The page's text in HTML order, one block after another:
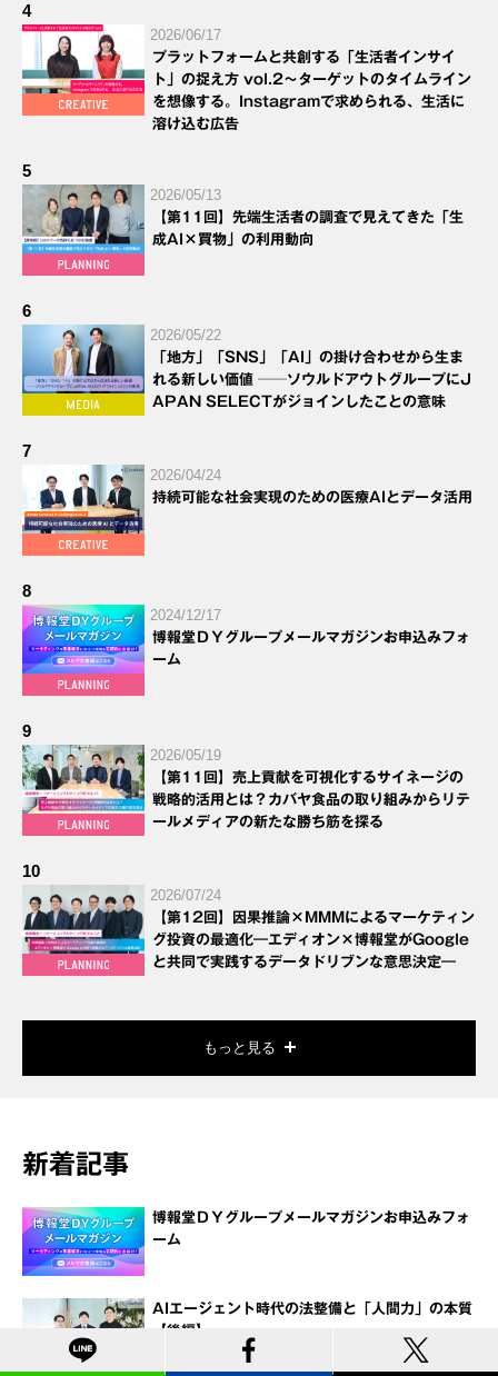
4
2026/06/17
プラットフォームと共創する「生活者インサイ
ト」の捉え方 vol.2～ターゲットのタイムライン
を想像する。Instagramで求められる、生活に
溶け込む広告
5
2026/05/13
【第11回】先端生活者の調査で見えてきた「生
成AI×買物」の利用動向
6
2026/05/22
「地方」「SNS」「AI」の掛け合わせから生ま
れる新しい価値 ──ソウルドアウトグループにJ
APAN SELECTがジョインしたことの意味
7
2026/04/24
持続可能な社会実現のための医療AIとデータ活用
8
2024/12/17
博報堂ＤＹグループメールマガジンお申込みフォ
ーム
9
2026/05/19
【第11回】売上貢献を可視化するサイネージの
戦略的活用とは？カバヤ食品の取り組みからリテ
ールメディアの新たな勝ち筋を探る
10
2026/07/24
【第12回】因果推論×MMMによるマーケティン
グ投資の最適化―エディオン×博報堂がGoogle
と共同で実践するデータドリブンな意思決定―
もっと見る
新着記事
博報堂ＤＹグループメールマガジンお申込みフォ
ーム
AIエージェント時代の法整備と「人間力」の本質
【後編】